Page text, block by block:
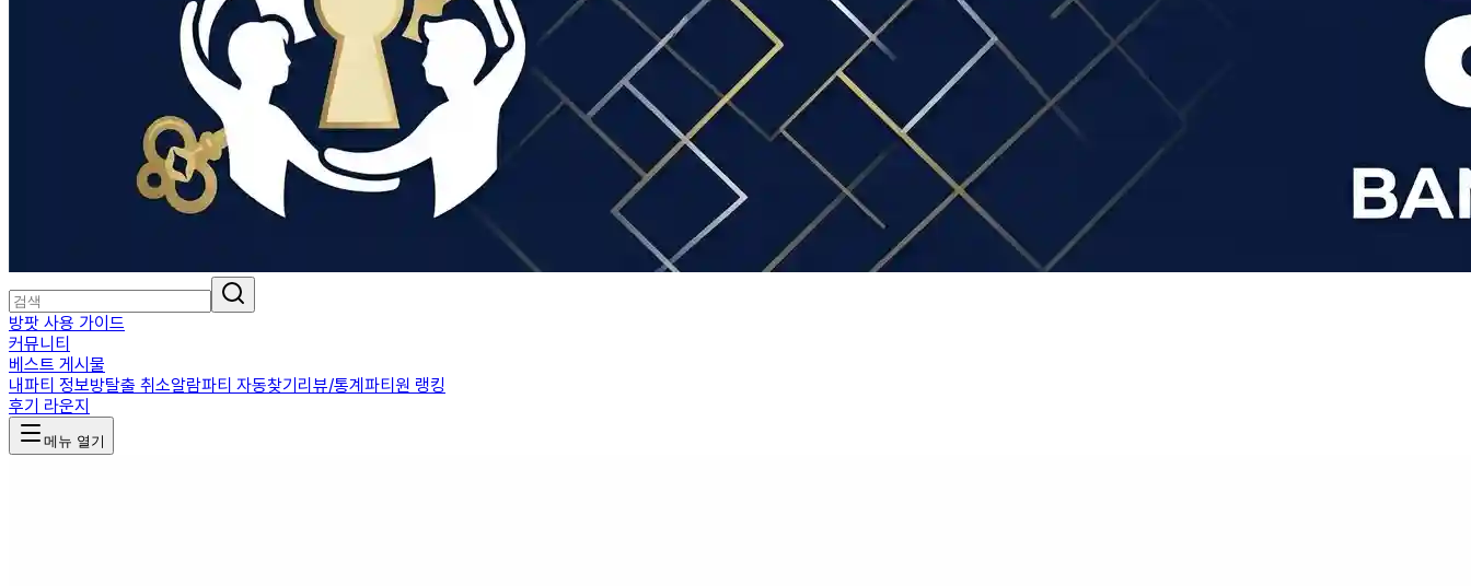
방팟 사용 가이드
커뮤니티
베스트 게시물
내파티 정보방탈출 취소알람파티 자동찾기리뷰/통계파티원 랭킹
후기 라운지
메뉴 열기